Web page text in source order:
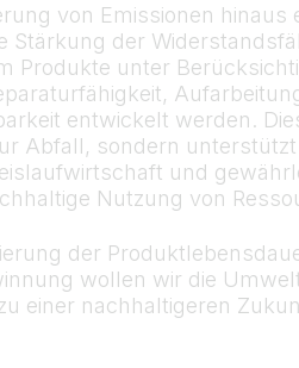
von Emissionen hinaus
Stärkung der
Produkte unter
entwickelt werden.
Abfall, sondern
und
Nutzung von
der
wollen wir die
einer nachhaltigeren